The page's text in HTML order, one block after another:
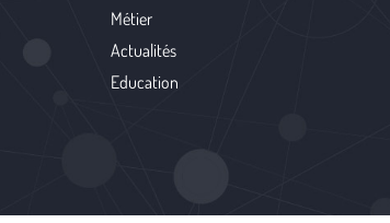
Métier
Actualités
Education